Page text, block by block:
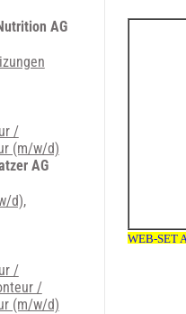
AG
/
(m/w/d)
AG
d),
/
/
(m/w/d)